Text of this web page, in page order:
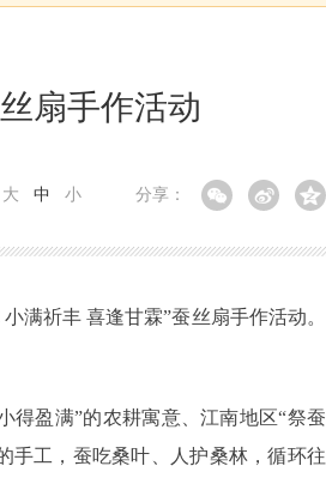
扇手作活动
分享：
大 中 小
祈丰 喜逢甘霖”蚕丝扇手作活动。
盈满”的农耕寓意、江南地区“祭蚕
手工，蚕吃桑叶、人护桑林，循环往